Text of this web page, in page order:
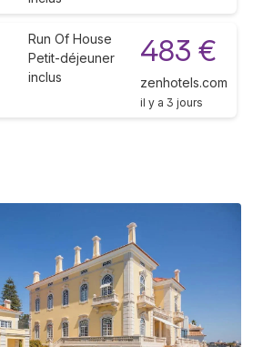
Run Of House
Petit-déjeuner
inclus
483 €
zenhotels.com
il y a 3 jours